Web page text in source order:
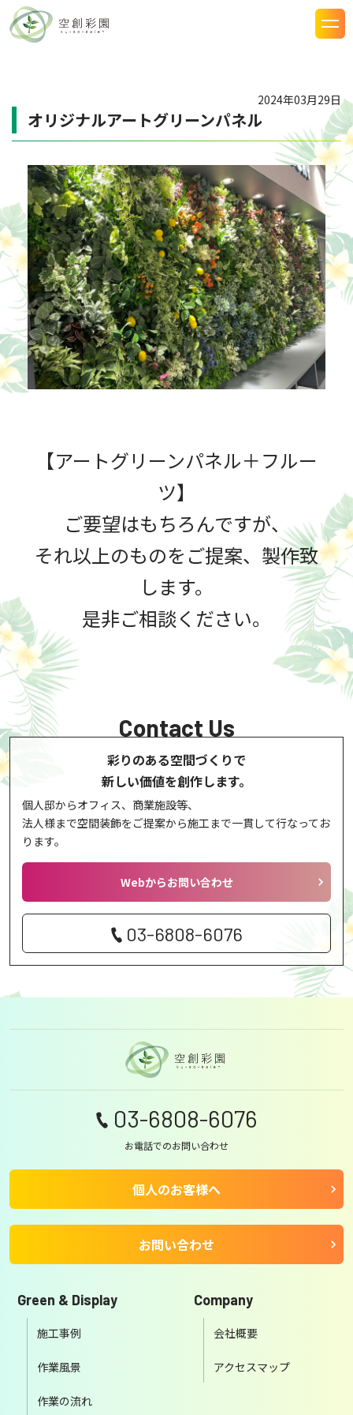
オリジナルアートグリーンパネル
2024年03月29日
【アートグリーンパネル＋フルー
ツ】
ご要望はもちろんですが、
それ以上のものをご提案、製作致
します。
是非ご相談ください。
Contact Us
彩りのある空間づくりで
新しい価値を創作します。
個人邸からオフィス、商業施設等、
法人様まで空間装飾をご提案から施工まで一貫して行なってお
ります。
Webからお問い合わせ
03-6808-6076
03-6808-6076
お電話でのお問い合わせ
個人のお客様へ
お問い合わせ
Green & Display
施工事例
作業風景
作業の流れ
Company
会社概要
アクセスマップ